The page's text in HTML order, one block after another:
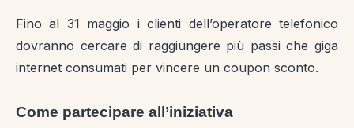
Fino al 31 maggio i clienti dell’operatore telefonico
dovranno cercare di raggiungere più passi che giga
internet consumati per vincere un coupon sconto.
Come partecipare all’iniziativa